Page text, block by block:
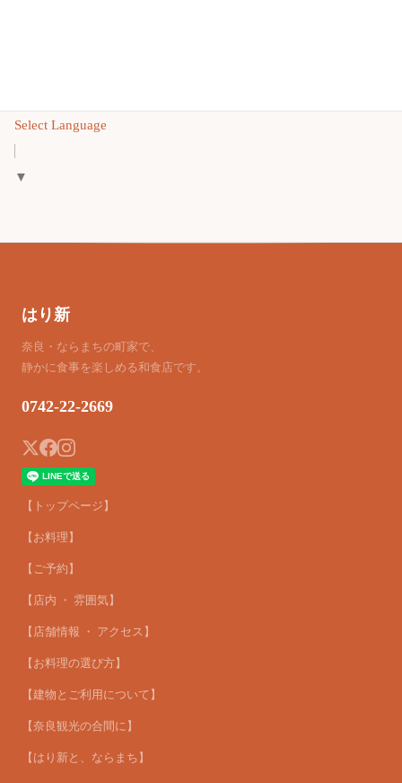
Select Language
▼
はり新
奈良・ならまちの町家で、
静かに食事を楽しめる和食店です。
0742-22-2669
【トップページ】
【お料理】
【ご予約】
【店内 ・ 雰囲気】
【店舗情報 ・ アクセス】
【お料理の選び方】
【建物とご利用について】
【奈良観光の合間に】
【はり新と、ならまち】